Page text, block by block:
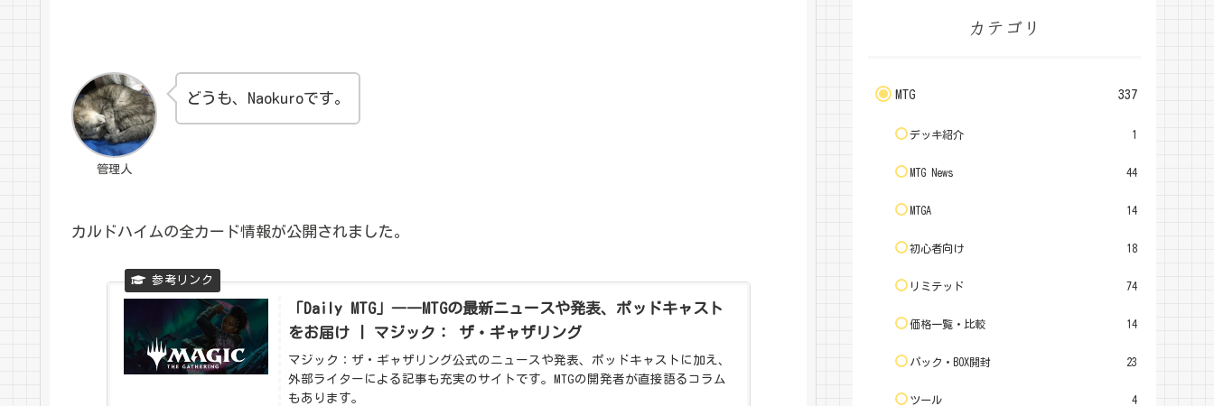
管理人
どうも、Naokuroです。
カルドハイムの全カード情報が公開されました。
「Daily MTG」――MTGの最新ニュースや発表、ポッドキャスト
をお届け | マジック： ザ・ギャザリング
マジック：ザ・ギャザリング公式のニュースや発表、ポッドキャストに加え、
外部ライターによる記事も充実のサイトです。MTGの開発者が直接語るコラム
もあります。
カテゴリ
MTG 337
デッキ紹介 1
MTG News 44
MTGA 14
初心者向け 18
リミテッド 74
価格一覧・比較 14
パック・BOX開封 23
ツール 4